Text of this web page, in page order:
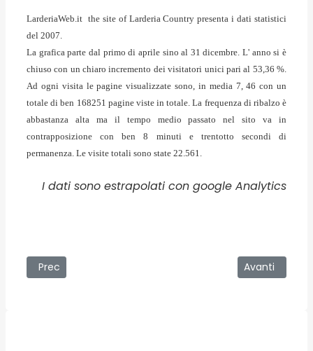
LarderiaWeb.it the site of Larderia Country presenta i dati statistici
del 2007.
La grafica parte dal primo di aprile sino al 31 dicembre. L' anno si è
chiuso con un chiaro incremento dei visitatori unici pari al 53,36 %.
Ad ogni visita le pagine visualizzate sono, in media 7, 46 con un
totale di ben 168251 pagine viste in totale. La frequenza di ribalzo è
abbastanza alta ma il tempo medio passato nel sito va in
contrapposizione con ben 8 minuti e trentotto secondi di
permanenza. Le visite totali sono state 22.561.
I dati sono estrapolati con google Analytics
Articolo precedente: 20/01/2008 - Le famiglie più povere
Prec Articolo
Avanti